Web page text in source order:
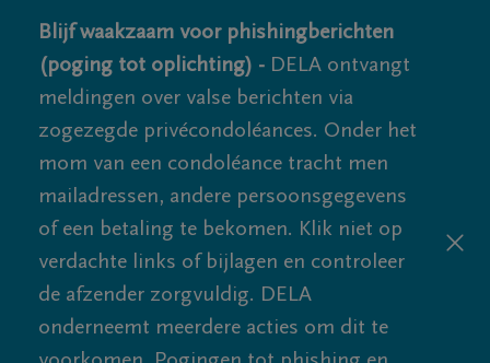
Blijf waakzaam voor phishingberichten
(poging tot oplichting) - DELA ontvangt
meldingen over valse berichten via
zogezegde privécondoléances. Onder het
mom van een condoléance tracht men
mailadressen, andere persoonsgegevens
of een betaling te bekomen. Klik niet op
verdachte links of bijlagen en controleer
de afzender zorgvuldig. DELA
onderneemt meerdere acties om dit te